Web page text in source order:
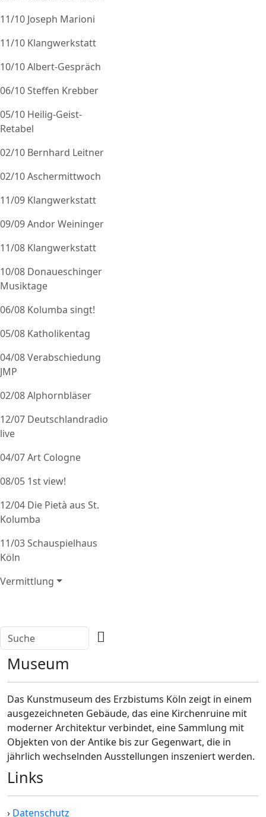
11/10 Joseph Marioni
11/10 Klangwerkstatt
10/10 Albert-Gespräch
06/10 Steffen Krebber
05/10 Heilig-Geist-
Retabel
02/10 Bernhard Leitner
02/10 Aschermittwoch
11/09 Klangwerkstatt
09/09 Andor Weininger
11/08 Klangwerkstatt
10/08 Donaueschinger
Musiktage
06/08 Kolumba singt!
05/08 Katholikentag
04/08 Verabschiedung
JMP
02/08 Alphornbläser
12/07 Deutschlandradio
live
04/07 Art Cologne
08/05 1st view!
12/04 Die Pietà aus St.
Kolumba
11/03 Schauspielhaus
Köln
Vermittlung
Museum
Das Kunstmuseum des Erzbistums Köln zeigt in einem
ausgezeichneten Gebäude, das eine Kirchenruine mit
moderner Architektur verbindet, eine Sammlung mit
Objekten von der Antike bis zur Gegenwart, die in
jährlich wechselnden Ausstellungen inszeniert werden.
Links
› Datenschutz